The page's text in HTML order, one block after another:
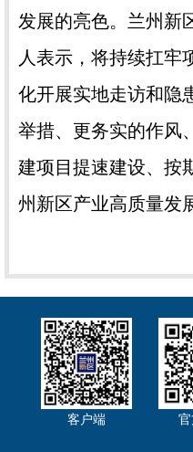
发展的亮色。兰州新
人表示，将持续扛牢
化开展实地走访和隐
举措、更务实的作风
建项目提速建设、按
州新区产业高质量发
客户端